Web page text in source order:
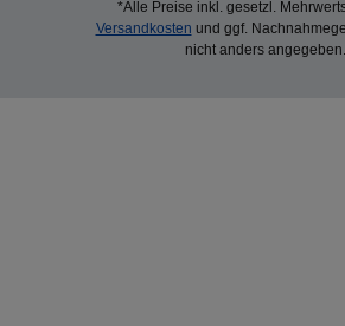
*Alle Preise inkl. gesetzl.
Versandkosten und ggf.
nicht anders angegeben.